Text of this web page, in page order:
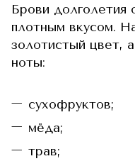
Брови долголетия
плотным вкусом.
золотистый цвет,
ноты:
сухофруктов;
мёда;
трав;